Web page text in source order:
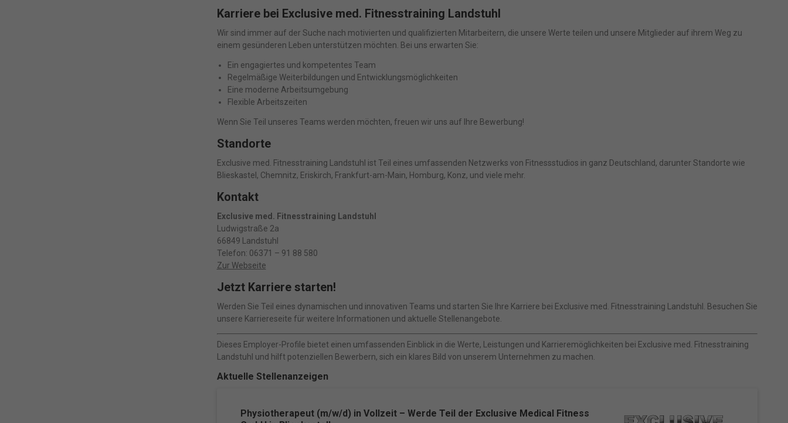
Karriere bei Exclusive med. Fitnesstraining Landstuhl
Wir sind immer auf der Suche nach motivierten und qualifizierten Mitarbeitern, die unsere Werte teilen und unsere Mitglieder auf ihrem Weg zu
einem gesünderen Leben unterstützen möchten. Bei uns erwarten Sie:
Ein engagiertes und kompetentes Team
Regelmäßige Weiterbildungen und Entwicklungsmöglichkeiten
Eine moderne Arbeitsumgebung
Flexible Arbeitszeiten
Wenn Sie Teil unseres Teams werden möchten, freuen wir uns auf Ihre Bewerbung!
Standorte
Exclusive med. Fitnesstraining Landstuhl ist Teil eines umfassenden Netzwerks von Fitnessstudios in ganz Deutschland, darunter Standorte wie
Blieskastel, Chemnitz, Eriskirch, Frankfurt-am-Main, Homburg, Konz, und viele mehr.
Kontakt
Exclusive med. Fitnesstraining Landstuhl
Ludwigstraße 2a
66849 Landstuhl
Telefon: 06371 – 91 88 580
Zur Webseite
Jetzt Karriere starten!
Werden Sie Teil eines dynamischen und innovativen Teams und starten Sie Ihre Karriere bei Exclusive med. Fitnesstraining Landstuhl. Besuchen Sie
unsere Karriereseite für weitere Informationen und aktuelle Stellenangebote.
Dieses Employer-Profile bietet einen umfassenden Einblick in die Werte, Leistungen und Karrieremöglichkeiten bei Exclusive med. Fitnesstraining
Landstuhl und hilft potenziellen Bewerbern, sich ein klares Bild von unserem Unternehmen zu machen.
Aktuelle Stellenanzeigen
Physiotherapeut (m/w/d) in Vollzeit – Werde Teil der Exclusive Medical Fitness